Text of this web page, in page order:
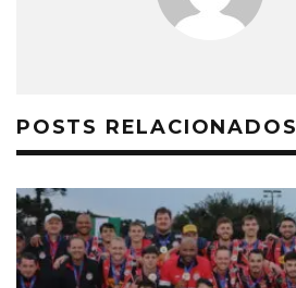
POSTS RELACIONADOS